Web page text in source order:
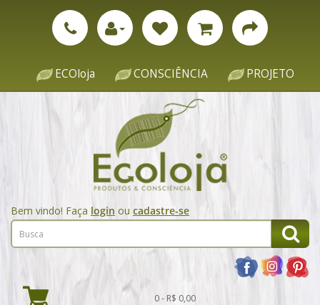
ECOloja CONSCIÊNCIA PROJETO
Bem vindo! Faça login ou cadastre-se
0 - R$ 0,00